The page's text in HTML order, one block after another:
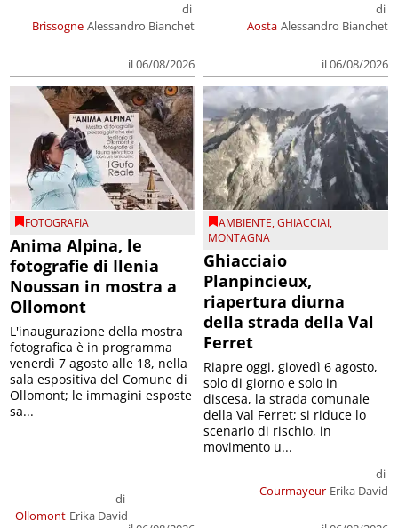
Brissogne
di
Alessandro Bianchet
il 06/08/2026
Aosta
di
Alessandro Bianchet
il 06/08/2026
FOTOGRAFIA
Anima Alpina, le
fotografie di Ilenia
Noussan in mostra a
Ollomont
Ollomont
di
Erika David
L'inaugurazione della mostra
fotografica è in programma
venerdì 7 agosto alle 18, nella
sala espositiva del Comune di
Ollomont; le immagini esposte
sa...
AMBIENTE,GHIACCIAI,
MONTAGNA
Ghiacciaio
Planpincieux,
riapertura diurna
della strada della Val
Ferret
Courmayeur
di
Erika David
Riapre oggi, giovedì 6 agosto,
solo di giorno e solo in
discesa, la strada comunale
della Val Ferret; si riduce lo
scenario di rischio, in
movimento u...